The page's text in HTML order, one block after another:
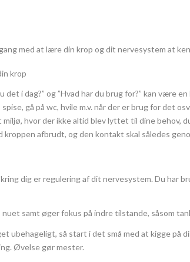
med at lære din krop og dit nervesystem at
krop
det i dag?” og ”Hvad har du brug for?” kan
gå på wc, hvile m.v. når der er brug for det
hvor der ikke altid blev lyttet til dine behov,
kroppen afbrudt, og den kontakt skal således
dig er regulering af dit nervesystem. Du har
samt øger fokus på indre tilstande, såsom
ubehageligt, så start i det små med at kigge
Øvelse gør mester.